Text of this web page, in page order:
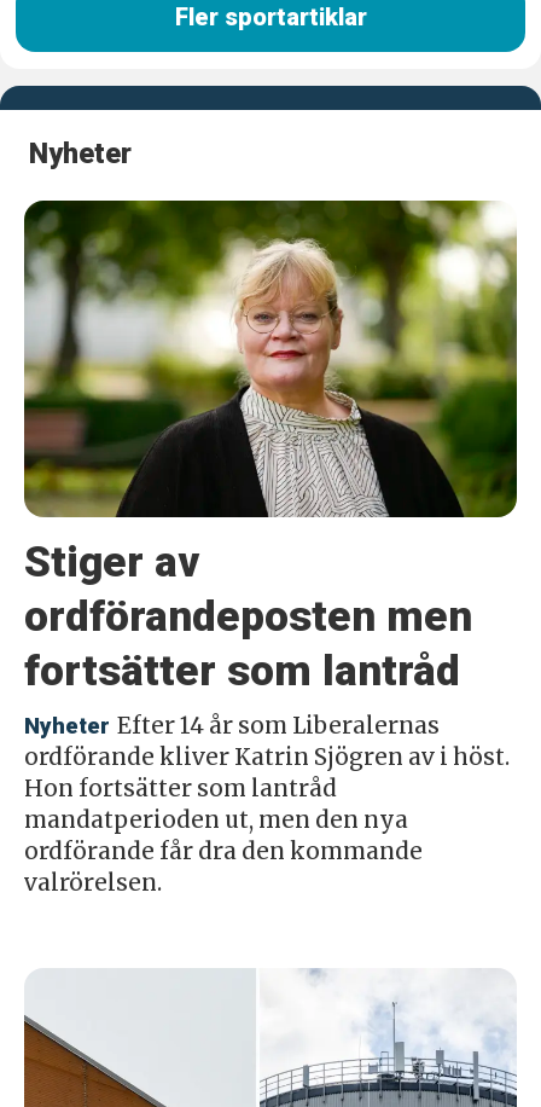
Fler sportartiklar
Nyheter
Stiger av
ordförandeposten men
fortsätter som lantråd
Nyheter Efter 14 år som Liberalernas
ordförande kliver Katrin Sjögren av i höst.
Hon fortsätter som lantråd
mandatperioden ut, men den nya
ordförande får dra den kommande
valrörelsen.